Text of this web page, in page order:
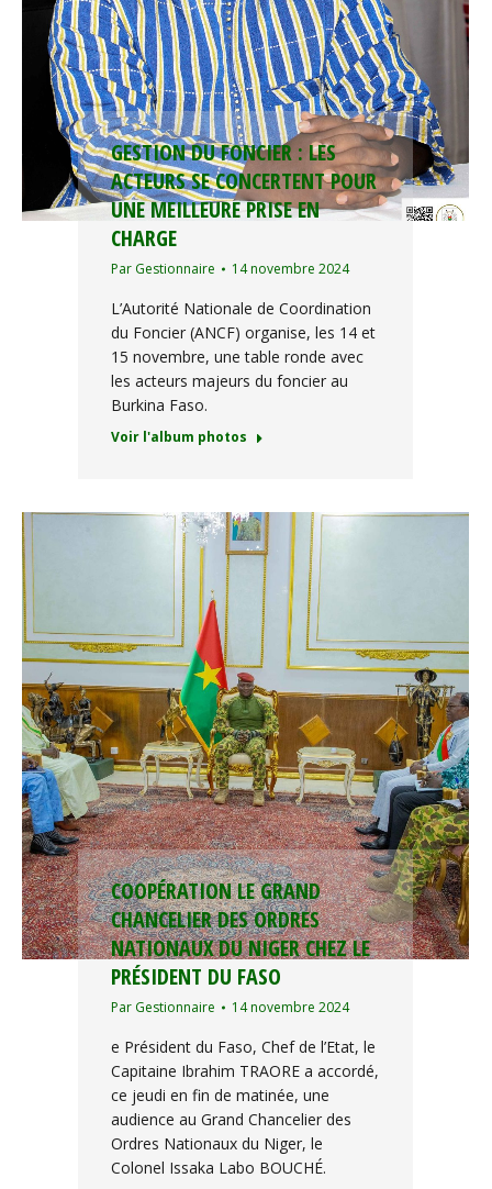
GESTION DU FONCIER : LES
ACTEURS SE CONCERTENT POUR
UNE MEILLEURE PRISE EN
CHARGE
Par Gestionnaire 14 novembre 2024
L’Autorité Nationale de Coordination
du Foncier (ANCF) organise, les 14 et
15 novembre, une table ronde avec
les acteurs majeurs du foncier au
Burkina Faso.
Voir l'album photos
COOPÉRATION LE GRAND
CHANCELIER DES ORDRES
NATIONAUX DU NIGER CHEZ LE
PRÉSIDENT DU FASO
Par Gestionnaire 14 novembre 2024
e Président du Faso, Chef de l’Etat, le
Capitaine Ibrahim TRAORE a accordé,
ce jeudi en fin de matinée, une
audience au Grand Chancelier des
Ordres Nationaux du Niger, le
Colonel Issaka Labo BOUCHÉ.